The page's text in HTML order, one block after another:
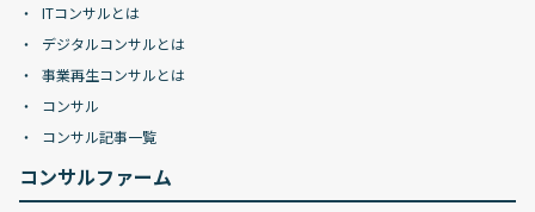
ITコンサルとは
デジタルコンサルとは
事業再生コンサルとは
コンサル
コンサル記事一覧
コンサルファーム